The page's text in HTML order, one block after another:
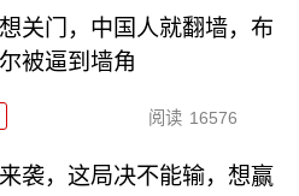
关门，中国人就翻墙，布
被逼到墙角
阅读 16576
袭，这局决不能输，想赢